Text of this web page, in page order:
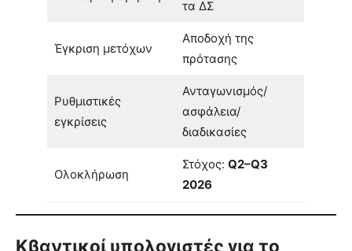
τα ΔΣ
Έγκριση μετόχων
Αποδοχή της
πρότασης
Ρυθμιστικές
εγκρίσεις
Ανταγωνισμός/
ασφάλεια/
διαδικασίες
Ολοκλήρωση
Στόχος: Q2–Q3
2026
Κβαντικοί υπολογιστές για το